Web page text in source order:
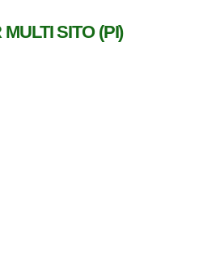
SITO (PI)